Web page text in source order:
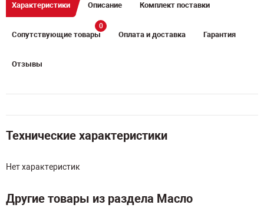
Характеристики Описание Комплект поставки
Сопутствующие товары
0
Оплата и доставка Гарантия
Отзывы
Технические характеристики
Нет характеристик
Другие товары из раздела Масло